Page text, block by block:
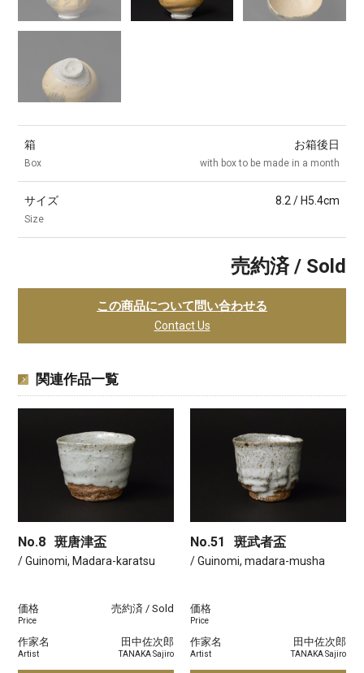
箱
Box
お箱後日
with box to be made in a month
サイズ
Size
8.2 / H5.4cm
売約済 / Sold
この商品について問い合わせる
Contact Us
関連作品一覧
No.8 斑唐津盃
/ Guinomi, Madara-karatsu
価格
Price
売約済 / Sold
作家名
Artist
田中佐次郎
TANAKA Sajiro
No.51 斑武者盃
/ Guinomi, madara-musha
価格
Price
作家名
Artist
田中佐次郎
TANAKA Sajiro